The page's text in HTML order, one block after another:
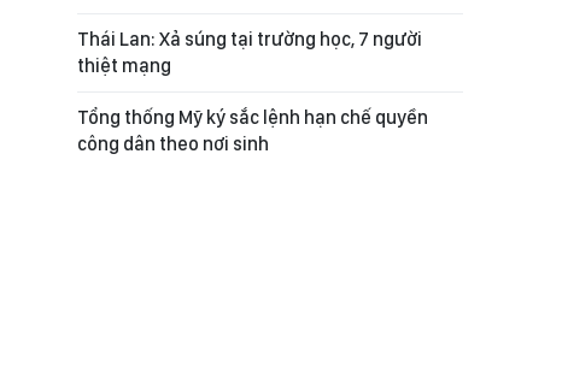
Thái Lan: Xả súng tại trường học, 7 người
thiệt mạng
Tổng thống Mỹ ký sắc lệnh hạn chế quyền
công dân theo nơi sinh